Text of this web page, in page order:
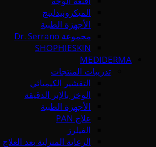
الميكرونيدلينج
الأجهزة الطبية
مجموعة Dr. Serrano
SHOPHIESKIN
MEDIDERMA
تدريبات المنتجات
التقشير الكيميائي
الوخز بالإبر الدقيقة
الأجهزة الطبية
علاج PAN
الفيلرز
الرعاية المنزلية بعد العلاج